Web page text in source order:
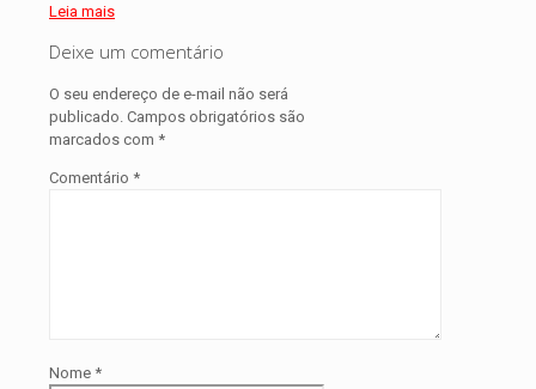
Leia mais
Deixe um comentário
O seu endereço de e-mail não será
publicado. Campos obrigatórios são
marcados com *
Comentário *
Nome *